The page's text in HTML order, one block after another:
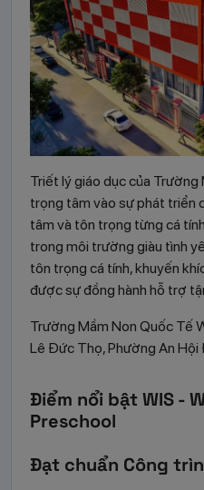
Triết lý giáo dục của
trọng tâm vào sự phát triển
tâm và tôn trọng từng cá
trong môi trường giàu tình
tôn trọng cá tính, khuyến
được sự đồng hành hỗ trợ
Trường Mầm Non Quốc Tế
Lê Đức Thọ, Phường An Hội
Điểm nổi bật WIS -
Preschool
Đạt chuẩn Công